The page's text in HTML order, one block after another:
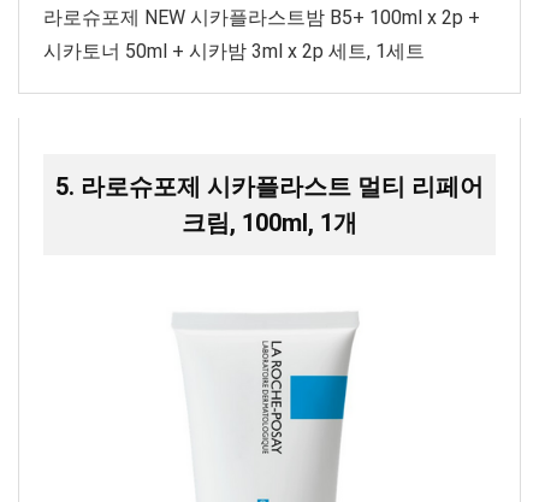
라로슈포제 NEW 시카플라스트밤 B5+ 100ml x 2p +
시카토너 50ml + 시카밤 3ml x 2p 세트, 1세트
5. 라로슈포제 시카플라스트 멀티 리페어
크림, 100ml, 1개